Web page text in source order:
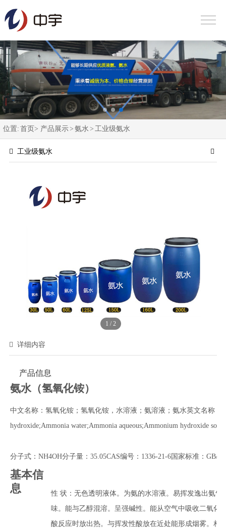
位置: 首页> 产品展示> 氨水 > 工业级氨水
工业级氨水
1 / 2
详细内容
产品信息
氨水（氢氧化铵）
中文名称：氢氧化铵；氢氧化铵，水溶液；氨溶液；氨水英文名称：
hydroxide;Ammonia water;Ammonia aqueous;Ammonium hydroxide
分子式：NH4OH分子量：35.05CAS编号：1336-21-6国家标准：GB/T
基本信
息
性 状：无色透明液体。为氨的水溶液。易挥发逸出氨气
味。能与乙醇混溶。呈强碱性。能从空气中吸收二氧化
酸反应时放出热。与挥发性酸放在近处能形成烟雾。相